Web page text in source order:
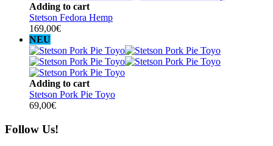
Adding to cart
Stetson Fedora Hemp
169,00€
NEU
Adding to cart
Stetson Pork Pie Toyo
69,00€
Follow Us!